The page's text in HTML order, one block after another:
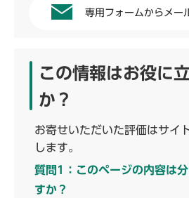
専用フォームからメー
この情報はお役に
か？
お寄せいただいた評価はサイ
します。
質問1：このページの内容は
すか？